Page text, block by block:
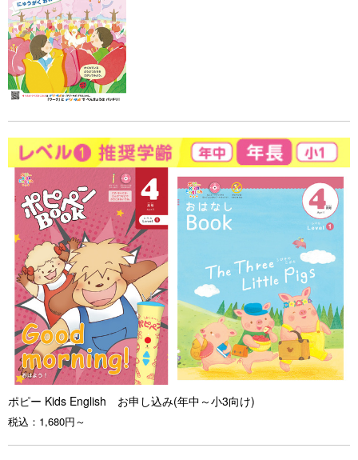
ポピー Kids English お申し込み(年中～小3向け)
税込： 1,680円～